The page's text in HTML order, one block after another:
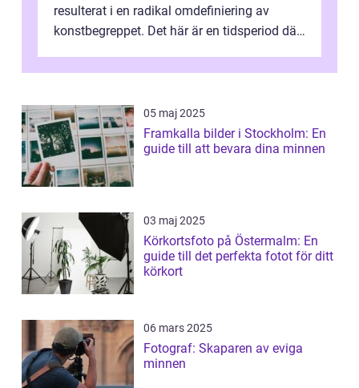
resulterat i en radikal omdefiniering av
konstbegreppet. Det här är en tidsperiod där
05 maj 2025
Framkalla bilder i Stockholm: En
guide till att bevara dina minnen
03 maj 2025
Körkortsfoto på Östermalm: En
guide till det perfekta fotot för ditt
körkort
06 mars 2025
Fotograf: Skaparen av eviga
minnen